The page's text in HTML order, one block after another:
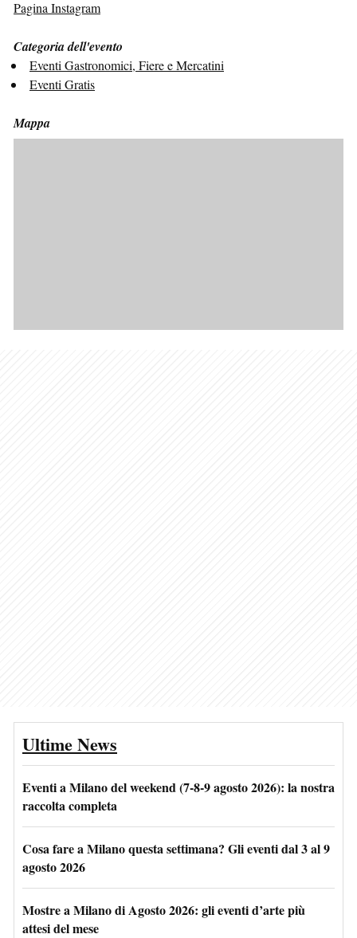
Pagina Instagram
Categoria dell'evento
Eventi Gastronomici, Fiere e Mercatini
Eventi Gratis
Mappa
Ultime News
Eventi a Milano del weekend (7-8-9 agosto 2026): la nostra
raccolta completa
Cosa fare a Milano questa settimana? Gli eventi dal 3 al 9
agosto 2026
Mostre a Milano di Agosto 2026: gli eventi d’arte più
attesi del mese